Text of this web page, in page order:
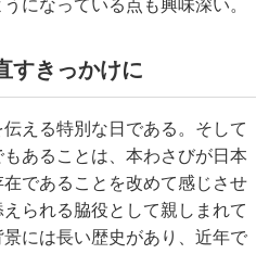
になっている点も興味深い。
すきっかけに
える特別な日である。そして
あることは、本わさびが日本
であることを改めて感じさせ
られる脇役として親しまれて
には長い歴史があり、近年で